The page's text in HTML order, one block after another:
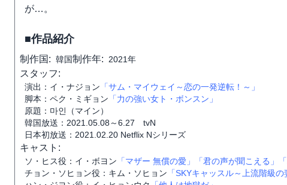
が…。
■作品紹介
制作国: 韓国制作年: 2021年
スタッフ:
演出：イ・ナジョン 「サム・マイウェイ～恋の一発逆転！～」
脚本：ペク・ミギョン 「力の強い女ト・ボンスン」
原題：마인（マイン）
韓国放送：2021.05.08～6.27 tvN
日本初放送：2021.02.20 Netflix Nシリーズ
キャスト:
ソ・ヒス役：イ・ボヨン 「マザー 無償の愛」 「君の声が聞こえる」
チョン・ソヒョン役：キム・ソヒョン 「SKYキャッスル～上流階級の